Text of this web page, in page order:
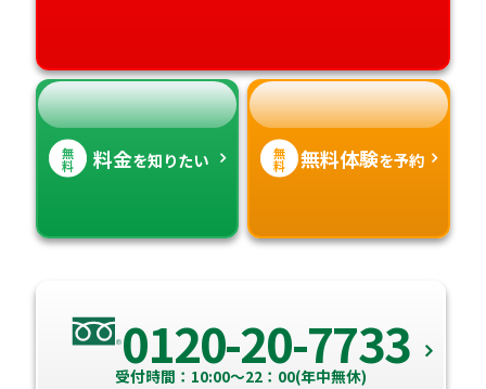
無
料 料金を知りたい 無
料 無料体験を予約
0120-20-7733
受付時間：10:00～22：00(年中無休)